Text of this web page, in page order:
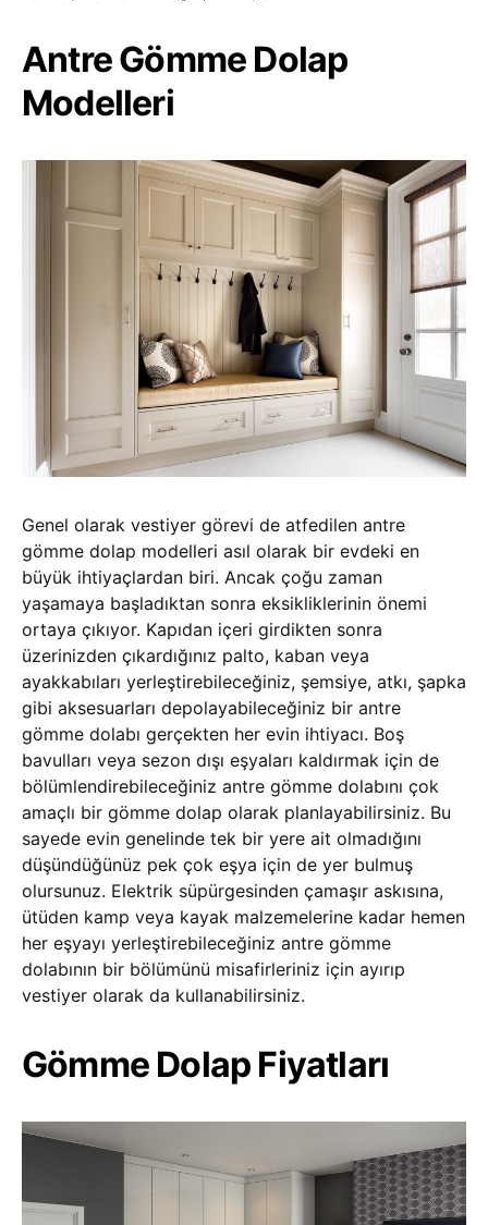
Antre Gömme Dolap
Modelleri
Genel olarak vestiyer görevi de atfedilen antre
gömme dolap modelleri asıl olarak bir evdeki en
büyük ihtiyaçlardan biri. Ancak çoğu zaman
yaşamaya başladıktan sonra eksikliklerinin önemi
ortaya çıkıyor. Kapıdan içeri girdikten sonra
üzerinizden çıkardığınız palto, kaban veya
ayakkabıları yerleştirebileceğiniz, şemsiye, atkı, şapka
gibi aksesuarları depolayabileceğiniz bir antre
gömme dolabı gerçekten her evin ihtiyacı. Boş
bavulları veya sezon dışı eşyaları kaldırmak için de
bölümlendirebileceğiniz antre gömme dolabını çok
amaçlı bir gömme dolap olarak planlayabilirsiniz. Bu
sayede evin genelinde tek bir yere ait olmadığını
düşündüğünüz pek çok eşya için de yer bulmuş
olursunuz. Elektrik süpürgesinden çamaşır askısına,
ütüden kamp veya kayak malzemelerine kadar hemen
her eşyayı yerleştirebileceğiniz antre gömme
dolabının bir bölümünü misafirleriniz için ayırıp
vestiyer olarak da kullanabilirsiniz.
Gömme Dolap Fiyatları